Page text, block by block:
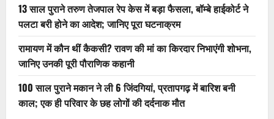
13 साल पुराने तरुण तेजपाल रेप केस में बड़ा फैसला, बॉम्बे हाईकोर्ट ने
पलटा बरी होने का आदेश; जानिए पूरा घटनाक्रम
रामायण में कौन थीं कैकसी? रावण की मां का किरदार निभाएंगी शोभना,
जानिए उनकी पूरी पौराणिक कहानी
100 साल पुराने मकान ने ली 6 जिंदगियां, प्रतापगढ़ में बारिश बनी
काल; एक ही परिवार के छह लोगों की दर्दनाक मौत